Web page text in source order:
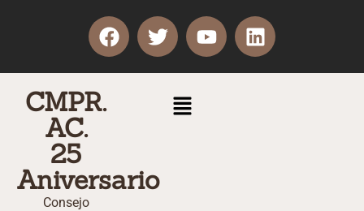
CMPR.
AC.
25
Aniversario
Consejo